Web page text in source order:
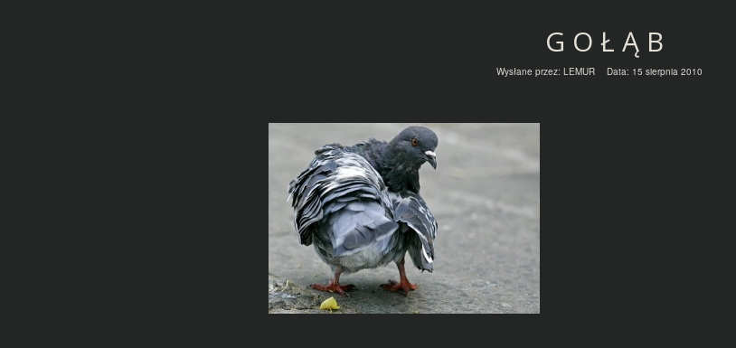
GOŁĄB
Wysłane przez: LEMUR Data: 15 sierpnia 2010